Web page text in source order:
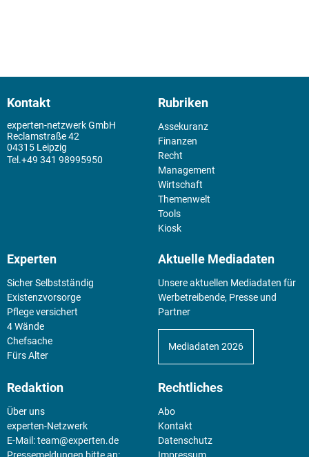
Kontakt
experten-netzwerk GmbH
Reclamstraße 42
04315 Leipzig
+49 341 98995950
Rubriken
Assekuranz
Finanzen
Recht
Management
Wirtschaft
Themenwelt
Tools
Kiosk
Experten
Sicher Selbstständig
Existenz­vorsorge
Pflege versichert
4 Wände
Chefsache
Fürs Alter
Aktuelle Mediadaten
Unsere aktuellen Mediadaten für
Werbetreibende, Presse und
Partner
Mediadaten 2026
Redaktion
Über uns
experten-Netzwerk
E-Mail:team@experten.de
Rechtliches
Abo
Kontakt
Datenschutz